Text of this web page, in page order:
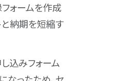
ォームを作成
と納期を短縮す
込みフォーム